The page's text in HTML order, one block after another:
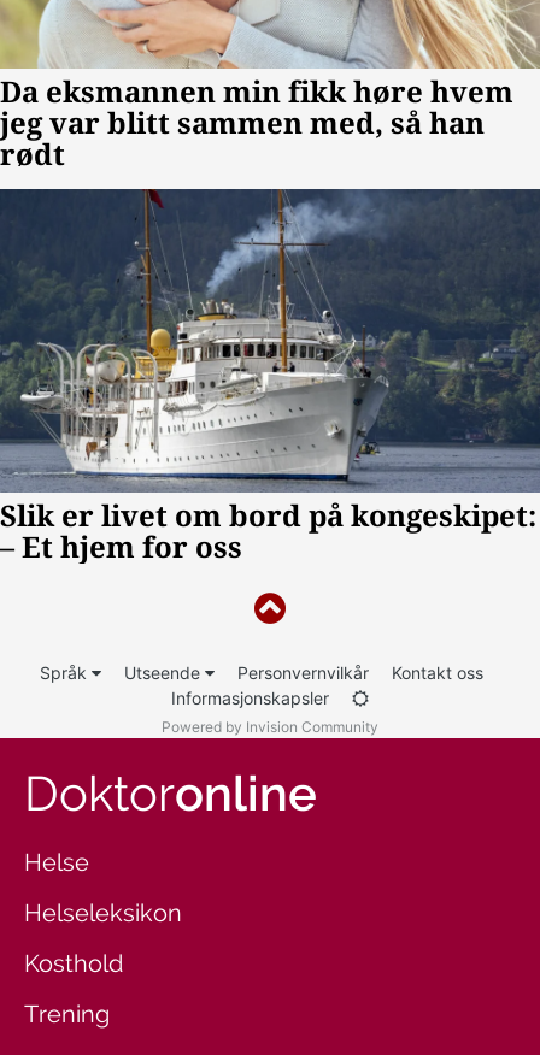
Språk Utseende Personvernvilkår
Kontakt oss
Informasjonskapsler
Powered by Invision Community
Doktoronline
Helse
Helseleksikon
Kosthold
Trening